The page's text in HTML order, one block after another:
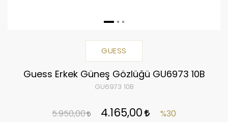
GUESS
Guess Erkek Güneş Gözlüğü GU6973 10B
GU6973 10B
5.950,00 4.165,00 %30